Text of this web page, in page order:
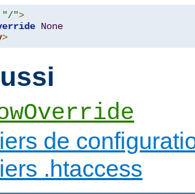
"/">
None
>
de
.htaccess